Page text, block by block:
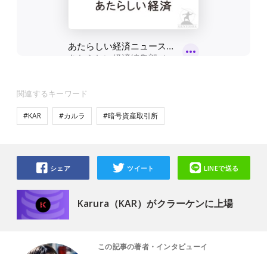
関連するキーワード
#KAR #カルラ #暗号資産取引所
Karura（KAR）がクラーケンに上場
シェア ツイート LINEで送る
この記事の著者・インタビューイ